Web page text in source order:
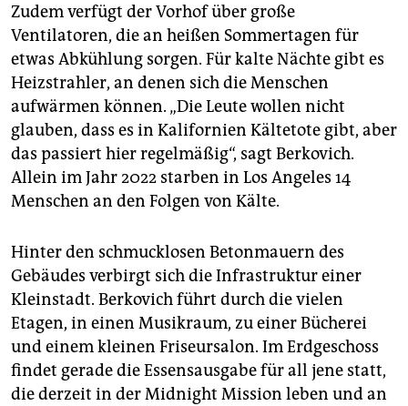
Zudem verfügt der Vorhof über große
Ventilatoren, die an heißen Sommertagen für
etwas Abkühlung sorgen. Für kalte Nächte gibt es
Heizstrahler, an denen sich die Menschen
aufwärmen können. „Die Leute wollen nicht
glauben, dass es in Kalifornien Kältetote gibt, aber
das passiert hier regelmäßig“, sagt Berkovich.
Allein im Jahr 2022 starben in Los Angeles 14
Menschen an den Folgen von Kälte.
Hinter den schmucklosen Betonmauern des
Gebäudes verbirgt sich die Infrastruktur einer
Kleinstadt. Berkovich führt durch die vielen
Etagen, in einen Musikraum, zu einer Bücherei
und einem kleinen Friseursalon. Im Erdgeschoss
findet gerade die Essensausgabe für all jene statt,
die derzeit in der Midnight Mission leben und an